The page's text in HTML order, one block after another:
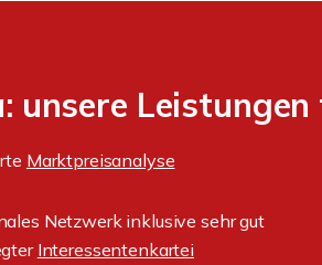
unsere
Marktpreisanalyse
Netzwerk inklusive sehr gut
Interessentenkartei